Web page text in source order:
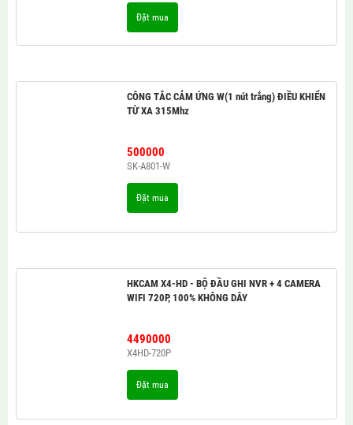
Đặt mua
CÔNG TẮC CẢM ỨNG W(1 nút trắng) ĐIỀU KHIỂN
TỪ XA 315Mhz
500000
SK-A801-W
Đặt mua
HKCAM X4-HD - BỘ ĐẦU GHI NVR + 4 CAMERA
WIFI 720P, 100% KHÔNG DÂY
4490000
X4HD-720P
Đặt mua